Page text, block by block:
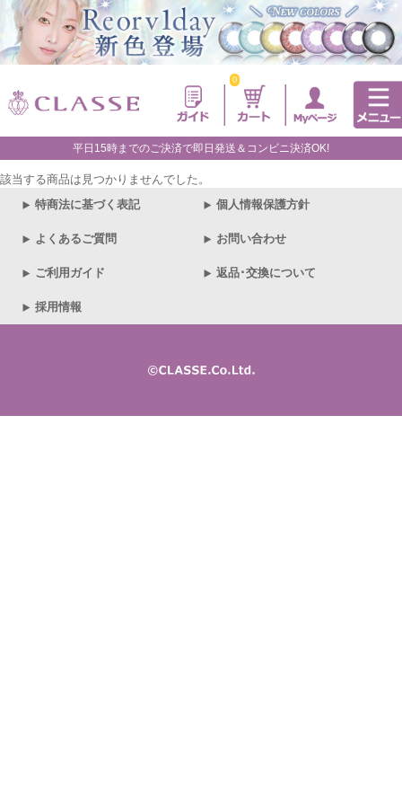
0
平日15時までのご決済で即日発送＆コンビニ決済OK!
該当する商品は見つかりませんでした。
特商法に基づく表記
個人情報保護方針
よくあるご質問 お問い合わせ
ご利用ガイド 返品･交換について
採用情報